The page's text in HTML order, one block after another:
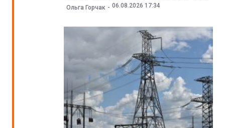
Ольга Горчак 06.08.2026 17:34